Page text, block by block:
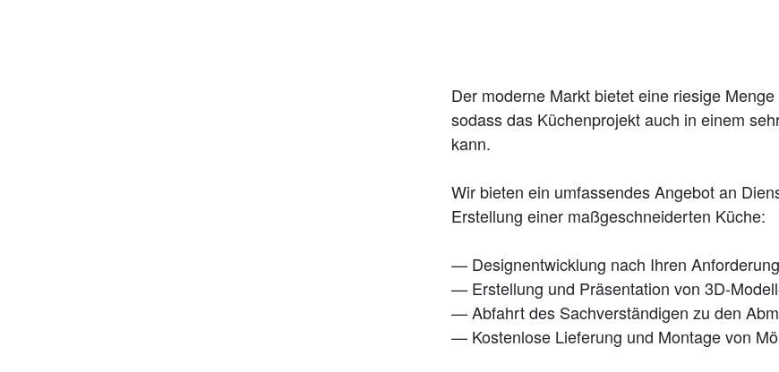
Der moderne Markt bietet eine riesige
sodass das Küchenprojekt auch in einem
kann.
Wir bieten ein umfassendes Angebot an
Erstellung einer maßgeschneiderten Küche:
— Designentwicklung nach Ihren
— Erstellung und Präsentation von 3D-
— Abfahrt des Sachverständigen zu den
— Kostenlose Lieferung und Montage von